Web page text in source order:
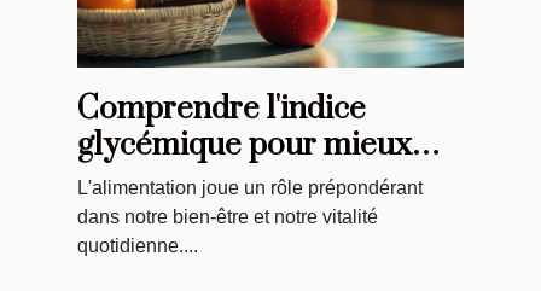
Comprendre l'indice
glycémique pour mieux
choisir vos aliments et
contrôler votre énergie
L'alimentation joue un rôle prépondérant
dans notre bien-être et notre vitalité
quotidienne....